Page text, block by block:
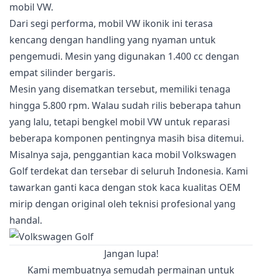
mobil VW.
Dari segi performa, mobil VW ikonik ini terasa
kencang dengan handling yang nyaman untuk
pengemudi. Mesin yang digunakan 1.400 cc dengan
empat silinder bergaris.
Mesin yang disematkan tersebut, memiliki tenaga
hingga 5.800 rpm. Walau sudah rilis beberapa tahun
yang lalu, tetapi bengkel mobil VW untuk reparasi
beberapa komponen pentingnya masih bisa ditemui.
Misalnya saja, penggantian kaca mobil Volkswagen
Golf terdekat dan tersebar di seluruh Indonesia. Kami
tawarkan ganti kaca dengan stok kaca kualitas OEM
mirip dengan original oleh teknisi profesional yang
handal.
Jangan lupa!
Kami membuatnya semudah permainan untuk